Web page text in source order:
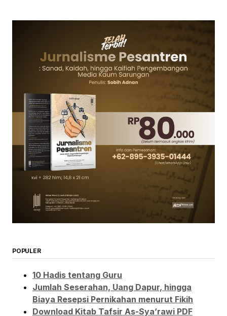
POPULER
10 Hadis tentang Guru
Jumlah Seserahan, Uang Dapur, hingga
Biaya Resepsi Pernikahan menurut Fikih
Download Kitab Tafsir As-Sya’rawi PDF